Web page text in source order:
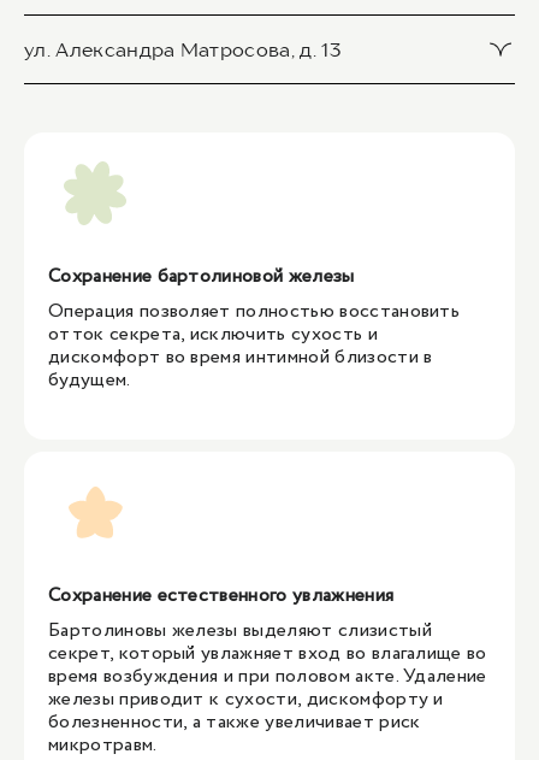
ул. Александра Матросова, д. 13
20 500 ₽
Сохранение бартолиновой железы
Операция позволяет полностью восстановить
отток секрета, исключить сухость и
дискомфорт во время интимной близости в
будущем.
Сохранение естественного увлажнения
Бартолиновы железы выделяют слизистый
секрет, который увлажняет вход во влагалище во
время возбуждения и при половом акте. Удаление
железы приводит к сухости, дискомфорту и
болезненности, а также увеличивает риск
микротравм.